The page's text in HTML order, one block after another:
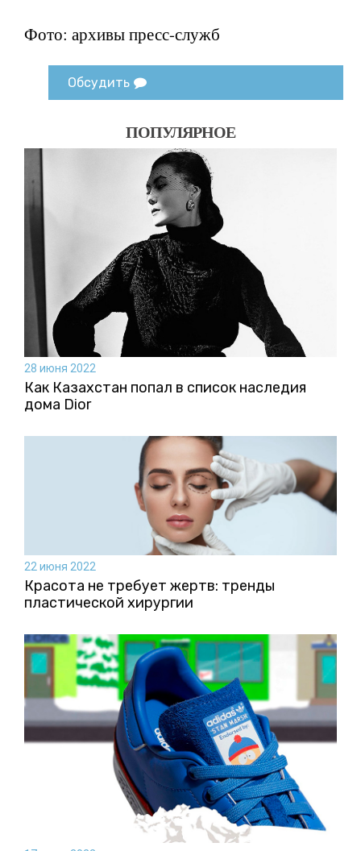
Фото: архивы пресс-служб
Обсудить
ПОПУЛЯРНОЕ
28 июня 2022
Как Казахстан попал в список наследия
дома Dior
22 июня 2022
Красота не требует жертв: тренды
пластической хирургии